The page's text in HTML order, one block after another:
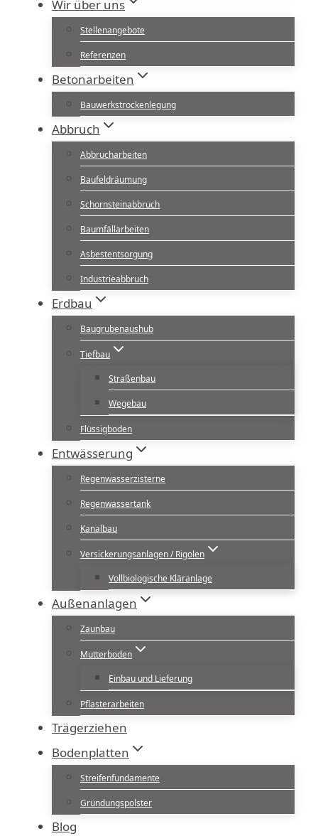
Wir über uns
Stellenangebote
Referenzen
Betonarbeiten
Bauwerkstrockenlegung
Abbruch
Abbrucharbeiten
Baufeldräumung
Schornsteinabbruch
Baumfällarbeiten
Asbestentsorgung
Industrieabbruch
Erdbau
Baugrubenaushub
Tiefbau
Straßenbau
Wegebau
Flüssigboden
Entwässerung
Regenwasserzisterne
Regenwassertank
Kanalbau
Versickerungsanlagen / Rigolen
Vollbiologische Kläranlage
Außenanlagen
Zaunbau
Mutterboden
Einbau und Lieferung
Pflasterarbeiten
Trägerziehen
Bodenplatten
Streifenfundamente
Gründungspolster
Blog